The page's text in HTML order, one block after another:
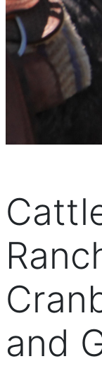
and